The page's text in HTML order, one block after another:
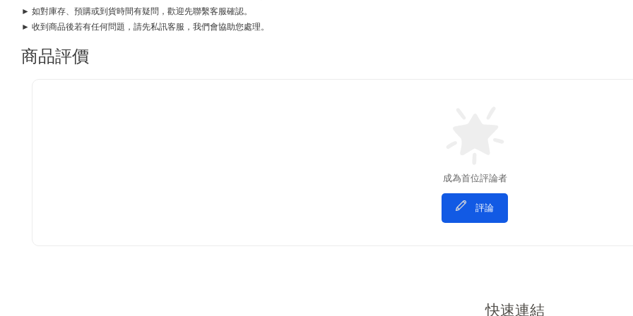
► 如對庫存、預購或到貨時間有疑問，歡迎先聯繫客服確認。
► 收到商品後若有任何問題，請先私訊客服，我們會協助您處理。
商品評價
成為首位評論者
評論
快速連結